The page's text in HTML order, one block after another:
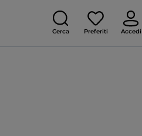
Cerca Preferiti Accedi